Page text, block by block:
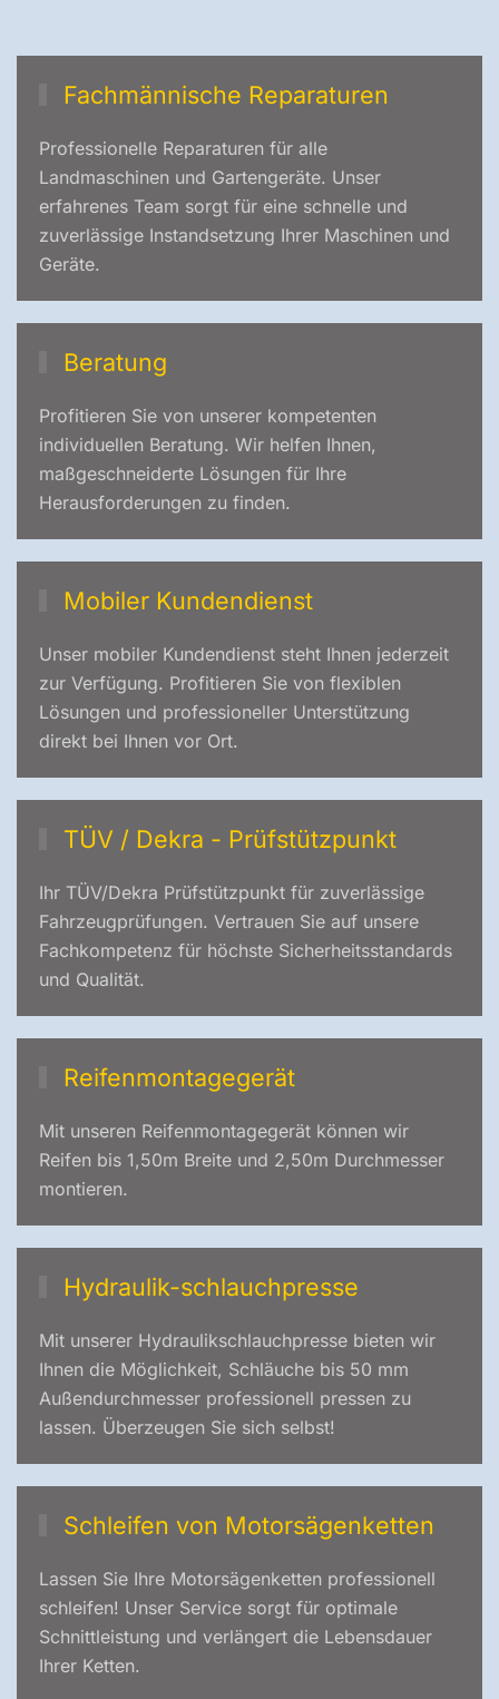
Fachmännische Reparaturen
Professionelle Reparaturen für alle
Landmaschinen und Gartengeräte. Unser
erfahrenes Team sorgt für eine schnelle und
zuverlässige Instandsetzung Ihrer Maschinen und
Geräte.
Beratung
Profitieren Sie von unserer kompetenten
individuellen Beratung. Wir helfen Ihnen,
maßgeschneiderte Lösungen für Ihre
Herausforderungen zu finden.
Mobiler Kundendienst
Unser mobiler Kundendienst steht Ihnen jederzeit
zur Verfügung. Profitieren Sie von flexiblen
Lösungen und professioneller Unterstützung
direkt bei Ihnen vor Ort.
TÜV / Dekra - Prüfstützpunkt
Ihr TÜV/Dekra Prüfstützpunkt für zuverlässige
Fahrzeugprüfungen. Vertrauen Sie auf unsere
Fachkompetenz für höchste Sicherheitsstandards
und Qualität.
Reifenmontagegerät
Mit unseren Reifenmontagegerät können wir
Reifen bis 1,50m Breite und 2,50m Durchmesser
montieren.
Hydraulik-schlauchpresse
Mit unserer Hydraulikschlauchpresse bieten wir
Ihnen die Möglichkeit, Schläuche bis 50 mm
Außendurchmesser professionell pressen zu
lassen. Überzeugen Sie sich selbst!
Schleifen von Motorsägenketten
Lassen Sie Ihre Motorsägenketten professionell
schleifen! Unser Service sorgt für optimale
Schnittleistung und verlängert die Lebensdauer
Ihrer Ketten.